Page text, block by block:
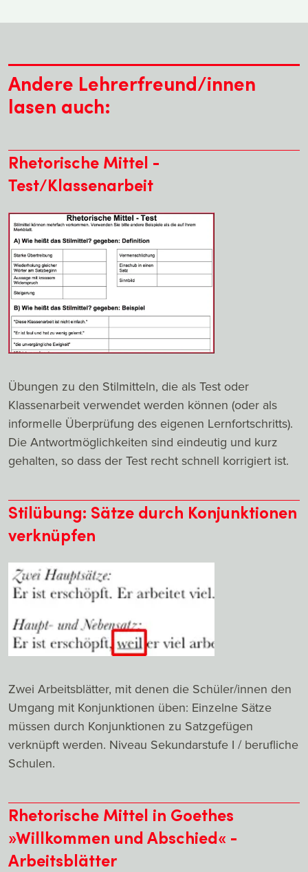
Andere Lehrerfreund/innen
lasen auch:
Rhetorische Mittel -
Test/Klassenarbeit
Übungen zu den Stilmitteln, die als Test oder
Klassenarbeit verwendet werden können (oder als
informelle Überprüfung des eigenen Lernfortschritts).
Die Antwortmöglichkeiten sind eindeutig und kurz
gehalten, so dass der Test recht schnell korrigiert ist.
Stilübung: Sätze durch Konjunktionen
verknüpfen
Zwei Arbeitsblätter, mit denen die Schüler/innen den
Umgang mit Konjunktionen üben: Einzelne Sätze
müssen durch Konjunktionen zu Satzgefügen
verknüpft werden. Niveau Sekundarstufe I / berufliche
Schulen.
Rhetorische Mittel in Goethes
»Willkommen und Abschied« -
Arbeitsblätter